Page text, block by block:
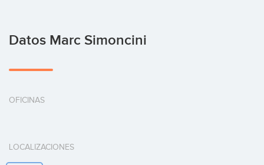
Datos Marc Simoncini
OFICINAS
LOCALIZACIONES